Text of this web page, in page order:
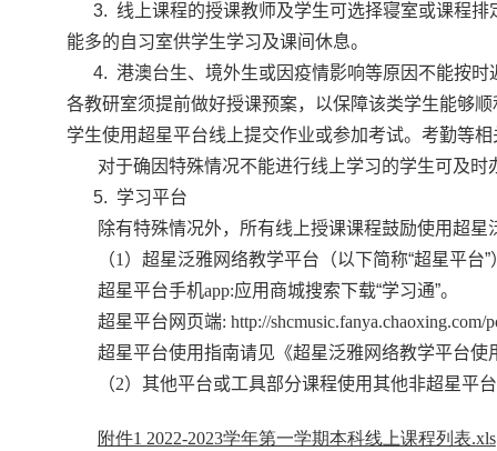
3. 线上课程的授课教师及学生可选择寝室或课程排
能多的自习室供学生学习及课间休息。
4. 港澳台生、境外生或因疫情影响等原因不能按时
各教研室须提前做好授课预案，以保障该类学生能够
学生使用超星平台线上提交作业或参加考试。考勤等
对于确因特殊情况不能进行线上学习的学生可及
5. 学习平台
除有特殊情况外，所有线上授课课程鼓励使用超星
（1 ）超星泛雅网络教学平台（以下简称“超星平台”
超星平台手机app:应用商城搜索下载“学习通”。
超星平台网页端: http://shcmusic.fanya.chaoxing.com/
超星平台使用指南请见《超星泛雅网络教学平台使
（2）其他平台或工具部分课程使用其他非超星平
附件1 2022-2023学年第一学期本科线上课程列表.xls